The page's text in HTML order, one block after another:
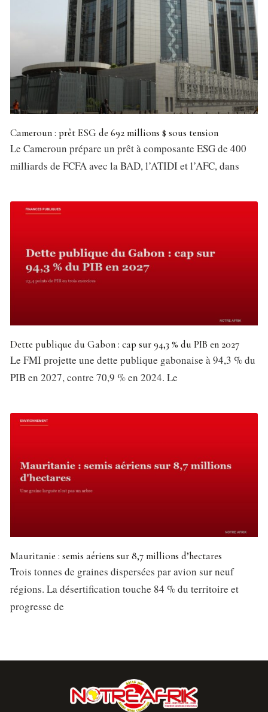
Cameroun : prêt ESG de 692 millions $ sous tension
Le Cameroun prépare un prêt à composante ESG de 400
milliards de FCFA avec la BAD, l’ATIDI et l’AFC, dans
Dette publique du Gabon : cap sur 94,3 % du PIB en 2027
Le FMI projette une dette publique gabonaise à 94,3 % du
PIB en 2027, contre 70,9 % en 2024. Le
Mauritanie : semis aériens sur 8,7 millions d’hectares
Trois tonnes de graines dispersées par avion sur neuf
régions. La désertification touche 84 % du territoire et
progresse de